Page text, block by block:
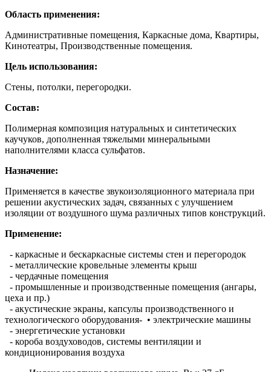
Область применения:
Административные помещения, Каркасные дома, Квартиры,
Кинотеатры, Производственные помещения.
Цель использования:
Стены, потолки, перегородки.
Состав:
Полимерная композиция натуральных и синтетических
каучуков, дополненная тяжелыми минеральными
наполнителями класса сульфатов.
Назначение:
Применяется в качестве звукоизоляционного материала при
решении акустических задач, связанных с улучшением
изоляции от воздушного шума различных типов конструкций.
Применение:
- каркасные и бескаркасные системы стен и перегородок
- металлические кровельные элементы крыш
- чердачные помещения
- промышленные и производственные помещения (ангары,
цеха и пр.)
- акустические экраны, капсулы производственного и
технологического оборудования- • электрические машины
- энергетические установки
- короба воздуховодов, системы вентиляции и
кондиционирования воздуха